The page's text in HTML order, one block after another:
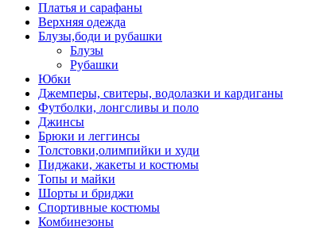
Платья и сарафаны
Верхняя одежда
Блузы,боди и рубашки
Блузы
Рубашки
Юбки
Джемперы, свитеры, водолазки и кардиганы
Футболки, лонгсливы и поло
Джинсы
Брюки и леггинсы
Толстовки,олимпийки и худи
Пиджаки, жакеты и костюмы
Топы и майки
Шорты и бриджи
Спортивные костюмы
Комбинезоны